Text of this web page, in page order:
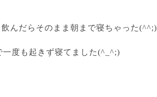
んだらそのまま朝まで寝ちゃった(^^;)
度も起きず寝てました(^_^;)